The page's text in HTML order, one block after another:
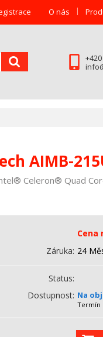
O nás
AIMB-
Celeron® Quad
Cena
Záruka 24
Status
Dostupnost Na
Termín